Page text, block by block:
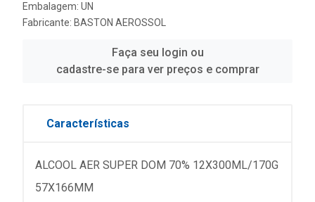
Embalagem: UN
Fabricante: BASTON AEROSSOL
Faça seu login ou
cadastre-se para ver preços e comprar
Características
ALCOOL AER SUPER DOM 70% 12X300ML/170G
57X166MM